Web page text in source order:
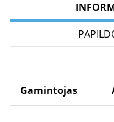
Gamintojas